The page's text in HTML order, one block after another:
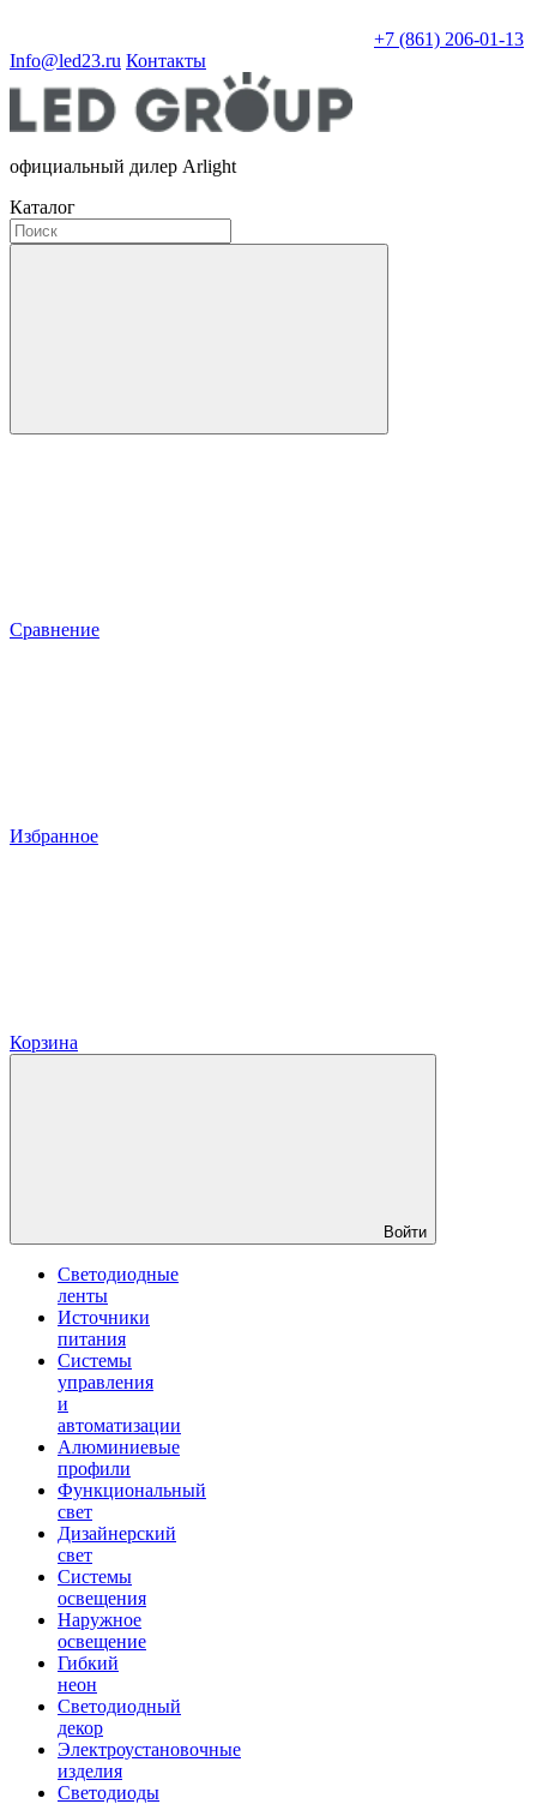
+7 (861) 206-01-13
Info@led23.ru Контакты
официальный дилер Arlight
Каталог
Сравнение
Избранное
Корзина
Войти
Светодиодные
ленты
Источники
питания
Системы
управления
и
автоматизации
Алюминиевые
профили
Функциональный
свет
Дизайнерский
свет
Системы
освещения
Наружное
освещение
Гибкий
неон
Светодиодный
декор
Электроустановочные
изделия
Светодиоды